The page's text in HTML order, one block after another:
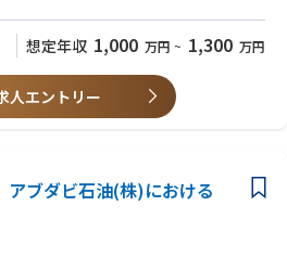
す。
ジタルプラットフォームを融合した社会イ
明および重電メーカー・電力会社との技術
る技術的担保・選任対応を見据えた必須
想定年収 1,000 万円 ~ 1,300 万円
人エントリー
アブダビ石油(株)における